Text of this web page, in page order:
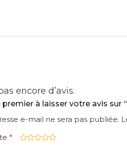
encore d’avis.
premier à laisser votre avis sur
e-mail ne sera pas publiée.
*